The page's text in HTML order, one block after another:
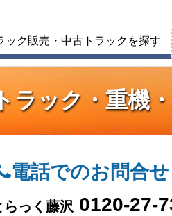
ック販売・中古トラックを探す
ラック・重機
電話でのお問合せ
らっく藤沢 0120-27-